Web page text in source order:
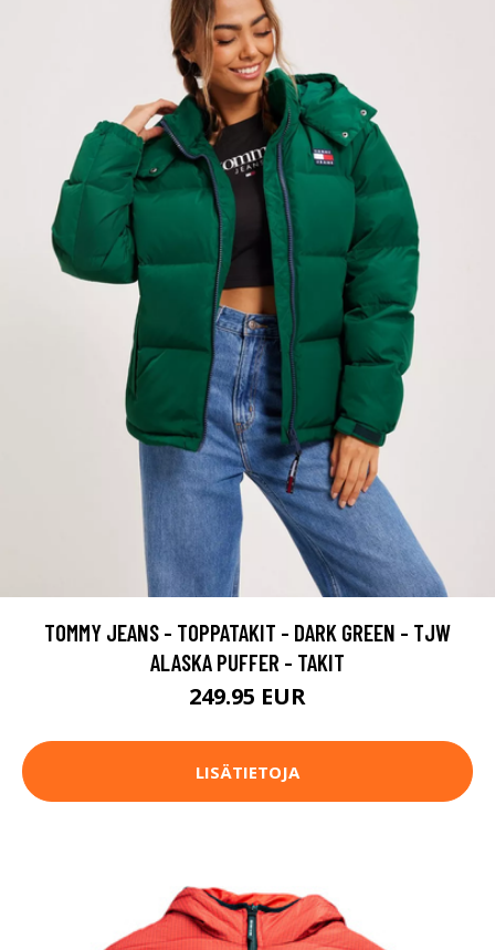
TOMMY JEANS - TOPPATAKIT - DARK GREEN - TJW
ALASKA PUFFER - TAKIT
249.95 EUR
LISÄTIETOJA